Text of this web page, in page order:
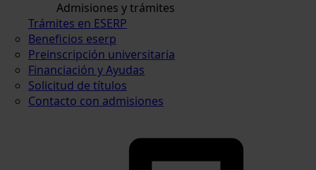
Admisiones y trámites
Trámites en ESERP
Beneficios eserp
Preinscripción universitaria
Financiación y Ayudas
Solicitud de títulos
Contacto con admisiones